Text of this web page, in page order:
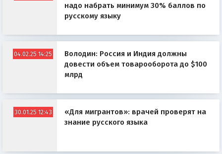
надо набрать минимум 30% баллов по
русскому языку
04.02.25 14:25
Володин: Россия и Индия должны
довести объем товарооборота до $100
млрд
30.01.25 12:43
«Для мигрантов»: врачей проверят на
знание русского языка